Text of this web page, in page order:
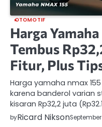
OTOMOTIF
Harga
Tembus
Fitur, Plus
Harga yamaha nmax
karena banderol varian
kisaran Rp32,2 juta
byRicard Nikson